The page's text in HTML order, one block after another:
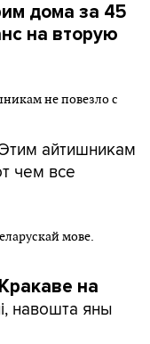
дома за 45
на вторую
айтишникам
чем все
на
навошта яны